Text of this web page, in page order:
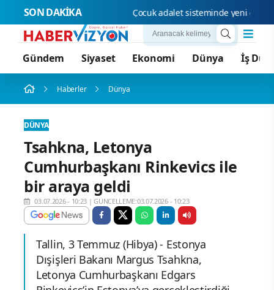
SON DAKİKA Çocuk
Gündem Siyaset Ekonomi Dünya İş
Haberler Dünya
DÜNYA
Tsahkna, Letonya
Cumhurbaşkanı Rinkevics ile
bir araya geldi
03.07.2026 - 10:23 |GÜNCELLEME:03.07.2026 - 10:23
Tallin, 3 Temmuz (Hibya) - Estonya
Dışişleri Bakanı Margus Tsahkna,
Letonya Cumhurbaşkanı Edgars